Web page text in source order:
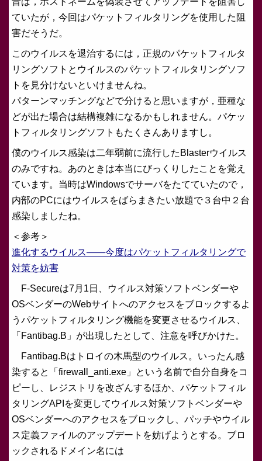
ていたが，今回はパケットフィルタリングを使用した阻
害だそうだ。
このウイルスを退治するには，正規のパケットフィルタ
リングソフトとウイルスのパケットフィルタリングソフ
トを見分けないといけませんね。
パターンマッチングなどで分けると思いますが，亜種な
どが出た場合は結構複雑になるかもしれません。パケッ
トフィルタリングソフトもたくさんありますし。
僕のウイルス感染は二年弱前に流行したBlasterウイルス
のみですね。あのときは本当にびっくりしたことを覚え
ています。当時はWindowsでサーバをたてていたので，
内部のPCにはウイルスをばらまきたい放題で３台中２台
感染しましたね。
＜参考＞
進化するウイルス――今度はパケットフィルタリングで
対策を妨害
F-Secureは7月1日、ウイルス対策ソフトベンダーや
OSベンダーのWebサイトへのアクセスをブロックするよ
うパケットフィルタリング機能を変更させるウイルス、
「Fantibag.B」が出現したとして、注意を呼びかけた。
Fantibag.Bはトロイの木馬型のウイルス。いったん感
染すると「firewall_anti.exe」という名前で自分自身をコ
ピーし、レジストリを改ざんするほか、パケットフィル
タリングAPIを変更してウイルス対策ソフトベンダーや
OSベンダーへのアクセスをブロックし、パッチやウイル
ス定義ファイルのアップデートを妨げようとする。ブロ
ックされるドメイン名には